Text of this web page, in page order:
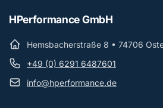
HPerformance GmbH
Hemsbacherstraße 8 • 74706
+49 (0) 6291 6487601
info@hperformance.de